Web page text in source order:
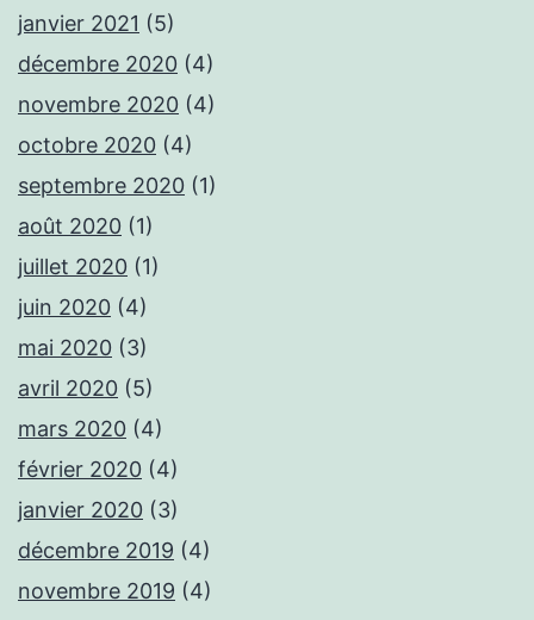
janvier 2021 (5)
décembre 2020 (4)
novembre 2020 (4)
octobre 2020 (4)
septembre 2020 (1)
août 2020 (1)
juillet 2020 (1)
juin 2020 (4)
mai 2020 (3)
avril 2020 (5)
mars 2020 (4)
février 2020 (4)
janvier 2020 (3)
décembre 2019 (4)
novembre 2019 (4)